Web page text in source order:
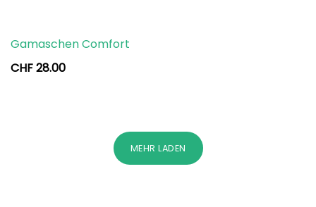
Gamaschen Comfort
CHF28.00
MEHR LADEN